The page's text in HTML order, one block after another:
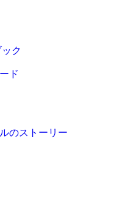
ク
ド
のストーリー